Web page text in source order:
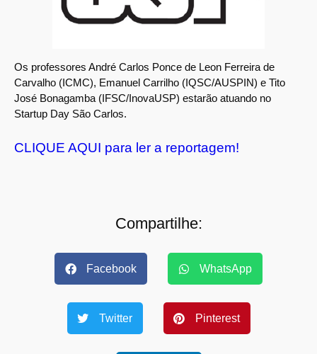
Os professores André Carlos Ponce de Leon Ferreira de
Carvalho (ICMC), Emanuel Carrilho (IQSC/AUSPIN) e Tito
José Bonagamba (IFSC/InovaUSP) estarão atuando no
Startup Day São Carlos.
CLIQUE AQUI para ler a reportagem!
Compartilhe:
Facebook WhatsApp
Twitter Pinterest